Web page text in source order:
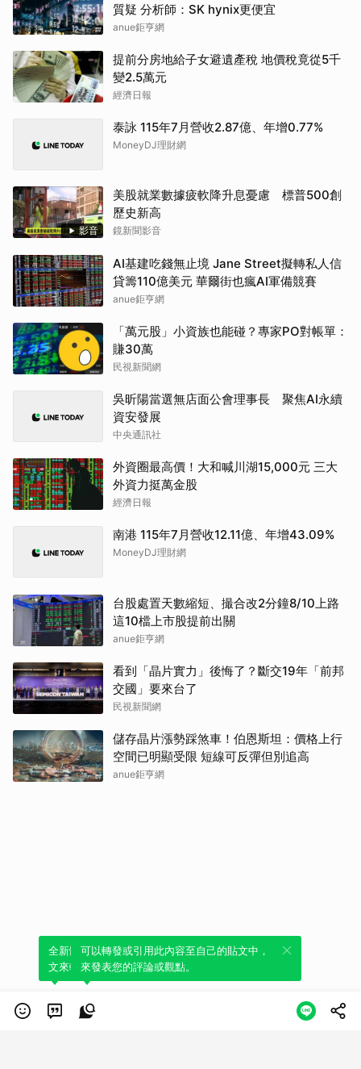
質疑 分析師：SK hynix更便宜
anue鉅亨網
提前分房地給子女避遺產稅 地價稅竟從5千
變2.5萬元
經濟日報
泰詠 115年7月營收2.87億、年增0.77%
MoneyDJ理財網
影音
美股就業數據疲軟降升息憂慮 標普500創
歷史新高
鏡新聞影音
AI基建吃錢無止境 Jane Street擬轉私人信
貸籌110億美元 華爾街也瘋AI軍備競賽
anue鉅亨網
「萬元股」小資族也能碰？專家PO對帳單：
賺30萬
民視新聞網
吳昕陽當選無店面公會理事長 聚焦AI永續
資安發展
中央通訊社
外資圈最高價！大和喊川湖15,000元 三大
外資力挺萬金股
經濟日報
南港 115年7月營收12.11億、年增43.09%
MoneyDJ理財網
台股處置天數縮短、撮合改2分鐘8/10上路
這10檔上市股提前出關
anue鉅亨網
看到「晶片實力」後悔了？斷交19年「前邦
交國」要來台了
民視新聞網
儲存晶片漲勢踩煞車！伯恩斯坦：價格上行
空間已明顯受限 短線可反彈但別追高
anue鉅亨網
全新體驗！一鍵引用此內容，透過發布貼
文來輕鬆表達個人立場。
可以轉發或引用此內容至自己的貼文中，
來發表您的評論或觀點。